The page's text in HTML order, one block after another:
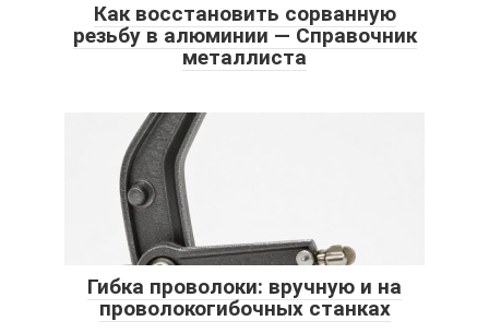
Как восстановить сорванную
резьбу в алюминии — Справочник
металлиста
Гибка проволоки: вручную и на
проволокогибочных станках